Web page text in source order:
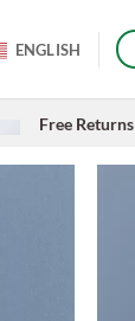
ENGLISH
Free Returns